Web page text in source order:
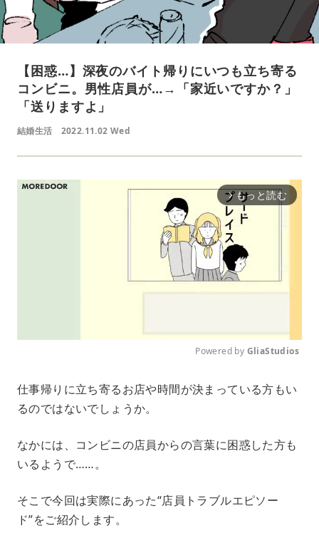
【困惑…】深夜のバイト帰りにいつも立ち寄る
コンビニ。男性店員が…→「家近いですか？」
「送りますよ」
結婚生活 2022.11.02 Wed
arrow_forward_ios もっと読む
u
Powered by GliaStudios
仕事帰りに立ち寄るお店や時間が決まっている方もい
るのではないでしょうか。
なかには、コンビニの店員からの言葉に困惑した方も
いるようで……。
そこで今回は実際にあった“店員トラブルエピソー
ド”をご紹介します。